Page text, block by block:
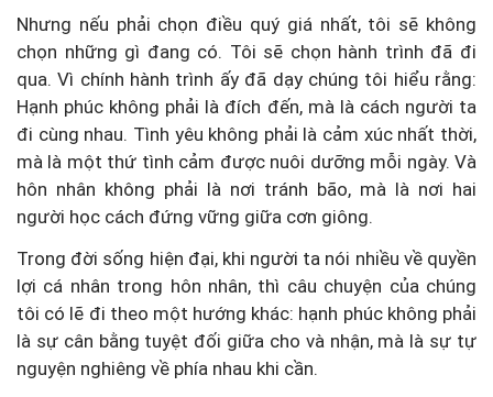
Nhưng nếu phải chọn điều quý giá nhất, tôi sẽ không
chọn những gì đang có. Tôi sẽ chọn hành trình đã đi
qua. Vì chính hành trình ấy đã dạy chúng tôi hiểu rằng:
Hạnh phúc không phải là đích đến, mà là cách người ta
đi cùng nhau. Tình yêu không phải là cảm xúc nhất thời,
mà là một thứ tình cảm được nuôi dưỡng mỗi ngày. Và
hôn nhân không phải là nơi tránh bão, mà là nơi hai
người học cách đứng vững giữa cơn giông.
Trong đời sống hiện đại, khi người ta nói nhiều về quyền
lợi cá nhân trong hôn nhân, thì câu chuyện của chúng
tôi có lẽ đi theo một hướng khác: hạnh phúc không phải
là sự cân bằng tuyệt đối giữa cho và nhận, mà là sự tự
nguyện nghiêng về phía nhau khi cần.